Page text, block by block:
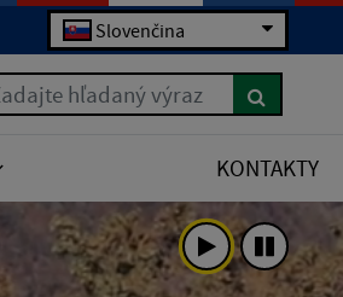
Slovenčina
hľadaný výraz
KONTAKTY